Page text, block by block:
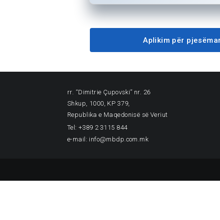
Aplikim për
rr. “Dimitrie Çupovski” nr. 26
Shkup, 1000, KP 379,
Republika e Maqedonisë së Veriut
Tel: +389 2 3115 844
e-mail: info@mbdp.com.mk